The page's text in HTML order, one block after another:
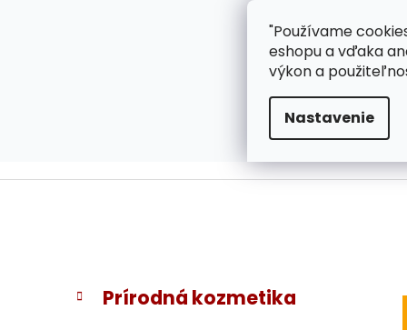
"Používame
eshopu a vďaka
výkon a
Nastavenie
ZÁKAZNÍCKA
BPreskočiť
kategórie
K
a
Prírodná kozmetika